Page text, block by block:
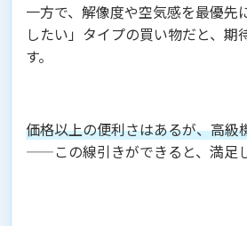
一方で、解像度や空気感を最優先
したい」タイプの買い物だと、期
す。
価格以上の便利さはあるが、高級
——この線引きができると、満足